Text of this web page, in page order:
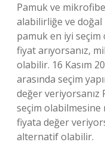
Pamuk ve
alabilirliğe ve doğal
pamuk en iyi seçim
fiyat arıyorsanız,
olabilir. 16 Kasım
arasında seçim
değer veriyorsanız
seçim olabilmesine
fiyata değer
alternatif olabilir.